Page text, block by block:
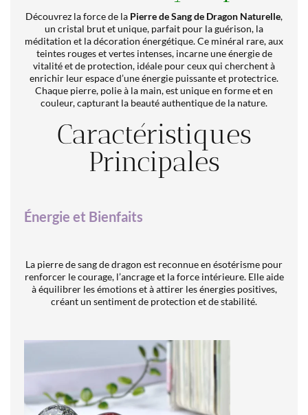
Découvrez la force de la Pierre de Sang de Dragon Naturelle,
un cristal brut et unique, parfait pour la guérison, la
méditation et la décoration énergétique. Ce minéral rare, aux
teintes rouges et vertes intenses, incarne une énergie de
vitalité et de protection, idéale pour ceux qui cherchent à
enrichir leur espace d’une énergie puissante et protectrice.
Chaque pierre, polie à la main, est unique en forme et en
couleur, capturant la beauté authentique de la nature.
Caractéristiques
Principales
Énergie et Bienfaits
La pierre de sang de dragon est reconnue en ésotérisme pour
renforcer le courage, l’ancrage et la force intérieure. Elle aide
à équilibrer les émotions et à attirer les énergies positives,
créant un sentiment de protection et de stabilité.